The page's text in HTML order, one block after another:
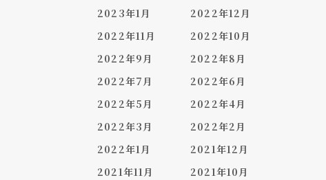
2023年1月
2022年12月
2022年11月
2022年10月
2022年9月
2022年8月
2022年7月
2022年6月
2022年5月
2022年4月
2022年3月
2022年2月
2022年1月
2021年12月
2021年11月
2021年10月